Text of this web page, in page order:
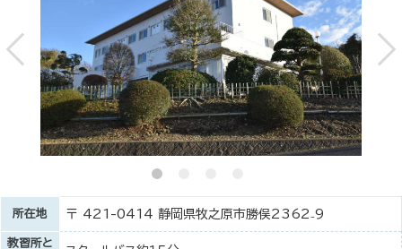
所在地 〒 421-0414 静岡県牧之原市勝俣2362₋9
教習所と